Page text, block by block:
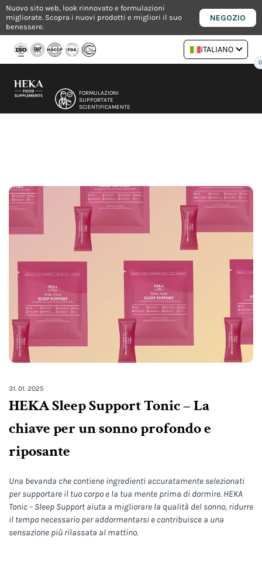
Vai
contenuto
Nuovo sito web, look rinnovato e formulazioni
migliorate. Scopra i nuovi prodotti e migliori il suo
benessere.
NEGOZIO
ITALIANO
FORMULAZIONI
SUPPORTATE
SCIENTIFICAMENTE
DAI NUTRIZIONISTI
0
31. 01. 2025
HEKA Sleep Support Tonic – La
chiave per un sonno profondo e
riposante
Una bevanda che contiene ingredienti accuratamente selezionati
per supportare il tuo corpo e la tua mente prima di dormire. HEKA
Tonic – Sleep Support aiuta a migliorare la qualità del sonno, ridurre
il tempo necessario per addormentarsi e contribuisce a una
sensazione più rilassata al mattino.